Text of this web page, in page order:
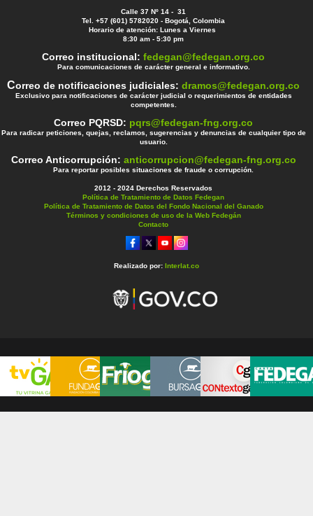
Calle 37 Nº 14 - 31
Tel. +57 (601) 5782020 - Bogotá, Colombia
Horario de atención: Lunes a Viernes
8:30 am - 5:30 pm
Correo institucional:fedegan@fedegan.org.co
Para comunicaciones de carácter general e informativo.
Correo de notificaciones judiciales:dramos@fedegan.org.co
Exclusivo para notificaciones de carácter judicial o requerimientos de entidades
competentes.
Correo PQRSD: pqrs@fedegan-fng.org.co
Para radicar peticiones, quejas, reclamos, sugerencias y denuncias de cualquier tipo de
usuario.
Correo Anticorrupción: anticorrupcion@fedegan-fng.org.co
Para reportar posibles situaciones de fraude o corrupción.
2012 - 2024 Derechos Reservados
Política de Tratamiento de Datos Fedegan
Política de Tratamiento de Datos del Fondo Nacional del Ganado
Términos y condiciones de uso de la Web Fedegán
Contacto
Realizado por: Interlat.co